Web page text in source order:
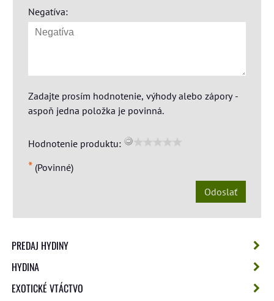
Negatíva:
Zadajte prosím hodnotenie, výhody alebo zápory -
aspoň jedna položka je povinná.
Hodnotenie produktu:
* (Povinné)
Odoslať
PREDAJ HYDINY
HYDINA
EXOTICKÉ VTÁCTVO